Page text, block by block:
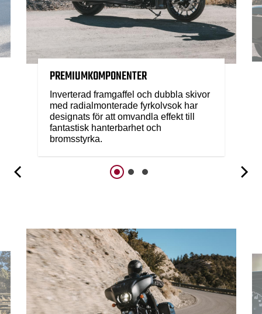
PREMIUMKOMPONENTER
Inverterad framgaffel och dubbla skivor
med radialmonterade fyrkolvsok har
designats för att omvandla effekt till
fantastisk hanterbarhet och
bromsstyrka.